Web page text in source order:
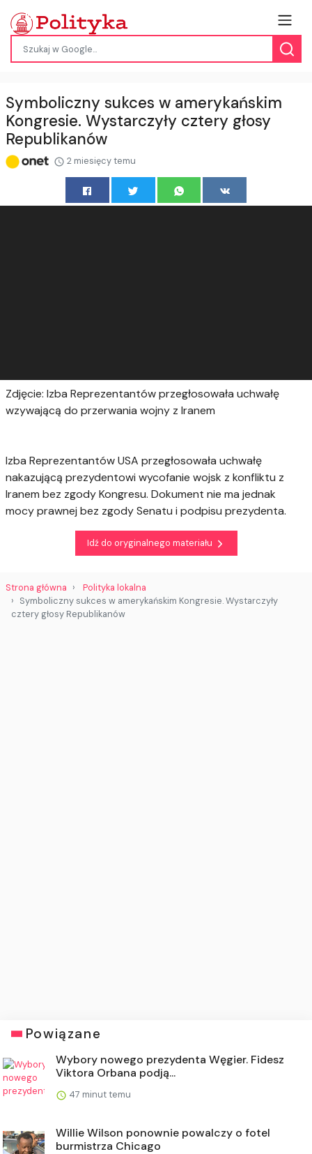
Symboliczny sukces w amerykańskim
Kongresie. Wystarczyły cztery głosy
Republikanów
2 miesięcy temu
Zdjęcie: Izba Reprezentantów przegłosowała uchwałę
wzywającą do przerwania wojny z Iranem
Izba Reprezentantów USA przegłosowała uchwałę
nakazującą prezydentowi wycofanie wojsk z konfliktu z
Iranem bez zgody Kongresu. Dokument nie ma jednak
mocy prawnej bez zgody Senatu i podpisu prezydenta.
Idź do oryginalnego materiału
Strona główna
Polityka lokalna
Symboliczny sukces w amerykańskim Kongresie. Wystarczyły
cztery głosy Republikanów
Powiązane
Wybory nowego prezydenta Węgier. Fidesz
Viktora Orbana podją...
47 minut temu
Willie Wilson ponownie powalczy o fotel
burmistrza Chicago